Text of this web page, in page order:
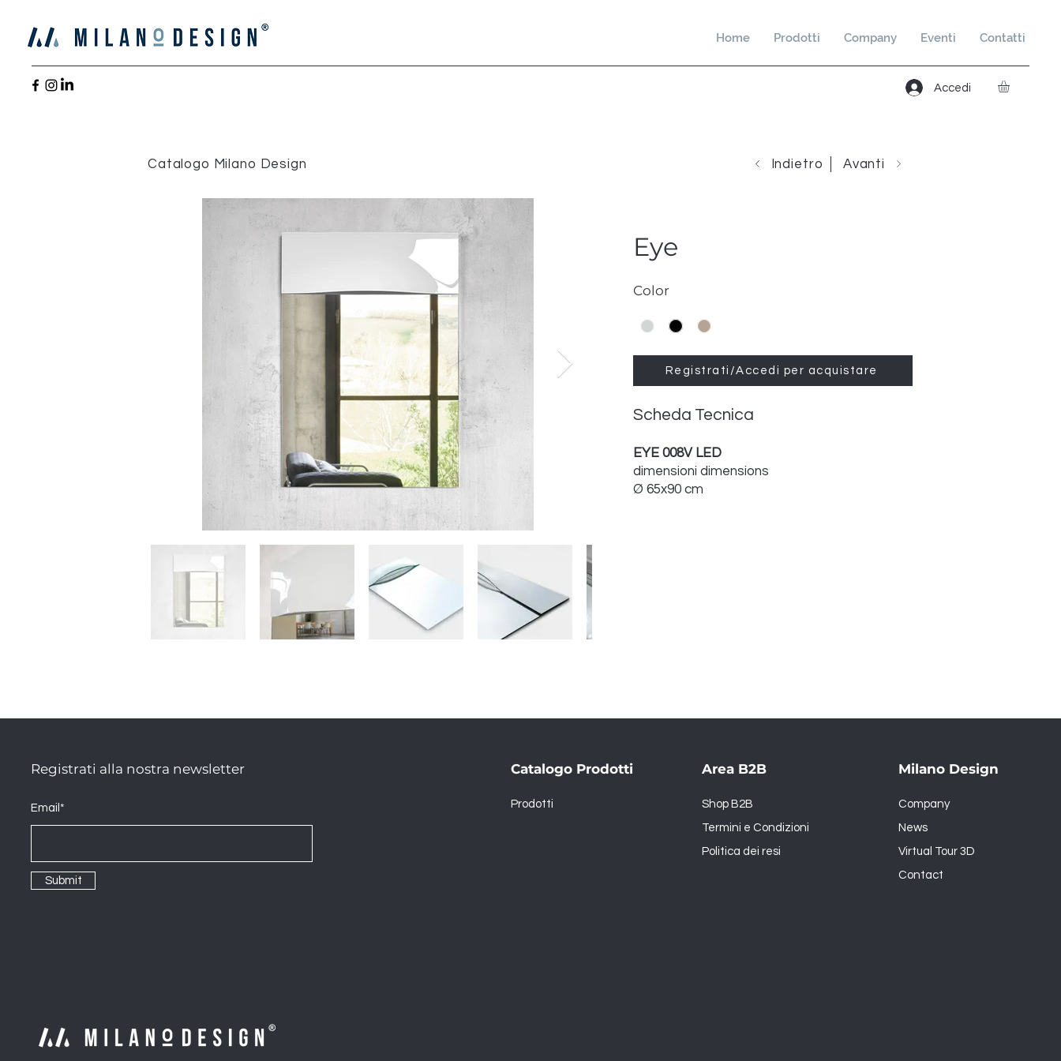
Home Prodotti Company Eventi Contatti
Accedi
Catalogo Milano Design Indietro Avanti
Eye
Color
Registrati/Accedi per acquistare
Scheda Tecnica
EYE 008V LED
dimensioni dimensions
Ø 65x90 cm
Registrati alla nostra newsletter
Email*
Submit
Catalogo Prodotti
Prodotti
Area B2B
Shop B2B
Termini e Condizioni
Politica dei resi
Milano Design
Company
News
Virtual Tour 3D
Contact